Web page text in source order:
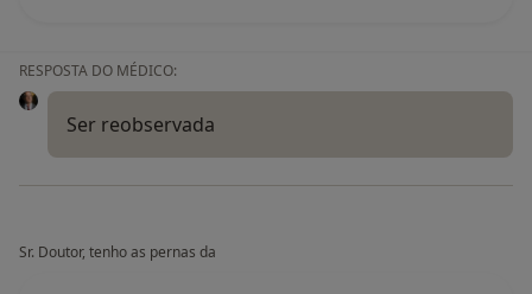
RESPOSTA DO MÉDICO:
Ser reobservada
Sr. Doutor, tenho as pernas da